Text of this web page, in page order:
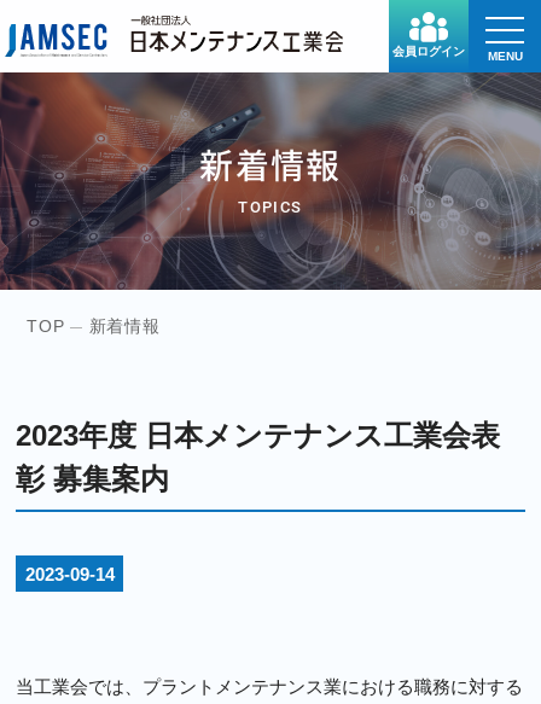
会員ログイン
toggle
MENU
新着情報
TOPICS
TOP 新着情報
2023年度 日本メンテナンス工業会表
彰 募集案内
2023-09-14
当工業会では、プラントメンテナンス業における職務に対する